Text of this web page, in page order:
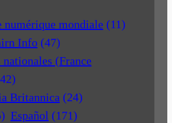
numérique mondiale (11)
Info (47)
(France
Britannica (24)
Español (171)